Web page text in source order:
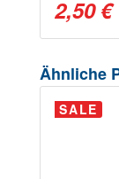
2,50 €
Ähnliche
SALE